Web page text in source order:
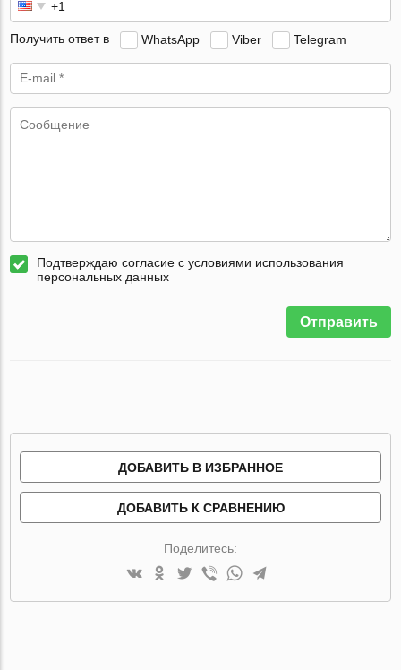
Получить ответ в WhatsApp Viber Telegram
Подтверждаю согласие с условиями использования
персональных данных
Отправить
ДОБАВИТЬ В ИЗБРАННОЕ
ДОБАВИТЬ К СРАВНЕНИЮ
Поделитесь: